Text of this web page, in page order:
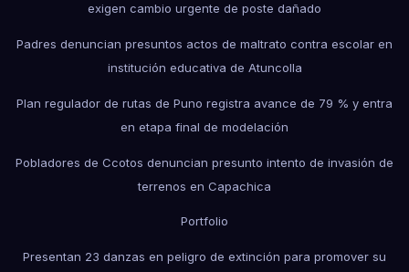
exigen cambio urgente de poste dañado
Padres denuncian presuntos actos de maltrato contra escolar en
institución educativa de Atuncolla
Plan regulador de rutas de Puno registra avance de 79 % y entra
en etapa final de modelación
Pobladores de Ccotos denuncian presunto intento de invasión de
terrenos en Capachica
Portfolio
Presentan 23 danzas en peligro de extinción para promover su